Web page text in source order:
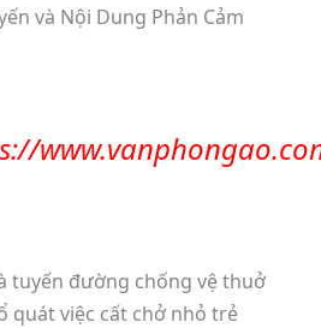
và Nội Dung Phản Cảm
tuyến đường chống vệ thuở
quát việc cất chở nhỏ trẻ